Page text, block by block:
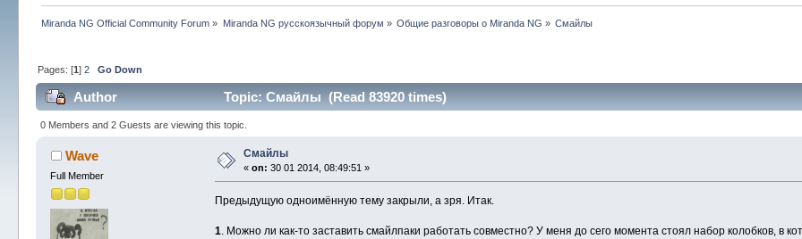
Miranda NG Official Community Forum » Miranda NG русскоязычный форум » Общие разговоры о Miranda NG » Смайлы
Pages: [1]2 Go Down
Author Topic: Смайлы (Read 83920 times)
0 Members and 2 Guests are viewing this topic.
Wave
Full Member
Смайлы
«on: 30 01 2014, 08:49:51 »
Предыдущую одноимённую тему закрыли, а зря. Итак.
1. Можно ли как-то заставить смайлпаки работать совместно? У меня до сего момента стоял набор колобков, в